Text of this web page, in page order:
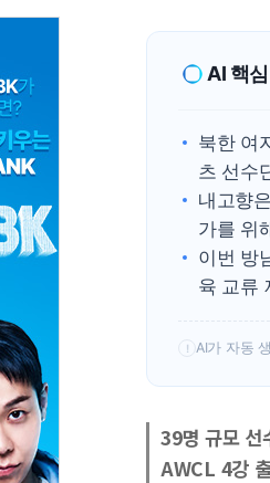
AI 핵
북한 여
츠 선수
내고향
가를 위
이번 방
육 교류
! AI가 자동
39명 규모
AWCL 4강